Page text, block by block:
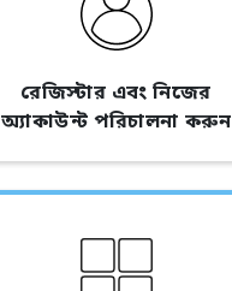
রেজিস্টার এবং নিজের
অ্যাকাউন্ট পরিচালনা করুন